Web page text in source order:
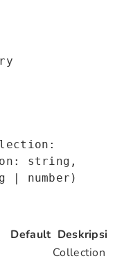
string,
| number)
Default Deskripsi
Collection